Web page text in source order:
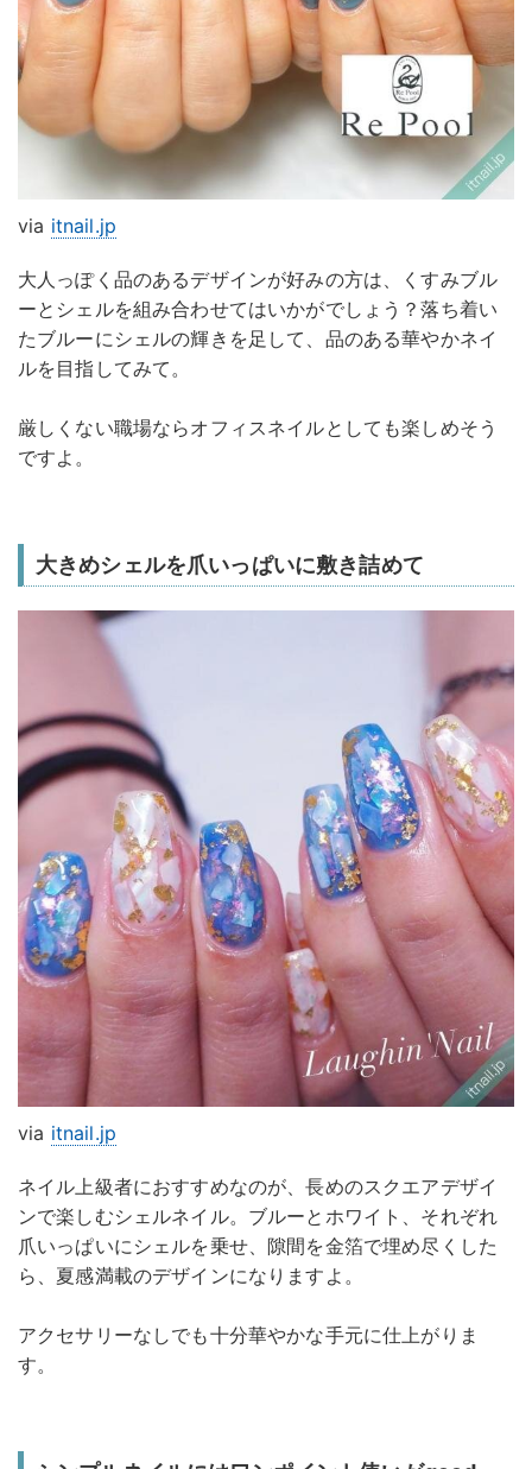
via itnail.jp
大人っぽく品のあるデザインが好みの方は、くすみブル
ーとシェルを組み合わせてはいかがでしょう？落ち着い
たブルーにシェルの輝きを足して、品のある華やかネイ
ルを目指してみて。
厳しくない職場ならオフィスネイルとしても楽しめそう
ですよ。
大きめシェルを爪いっぱいに敷き詰めて
via itnail.jp
ネイル上級者におすすめなのが、長めのスクエアデザイ
ンで楽しむシェルネイル。ブルーとホワイト、それぞれ
爪いっぱいにシェルを乗せ、隙間を金箔で埋め尽くした
ら、夏感満載のデザインになりますよ。
アクセサリーなしでも十分華やかな手元に仕上がりま
す。